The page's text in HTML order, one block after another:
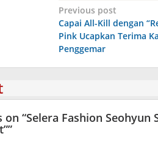
Post
navigation
Previous post
Capai All-Kill dengan
Pink Ucapkan Terima
Penggemar
on “Selera Fashion Seohyun
”